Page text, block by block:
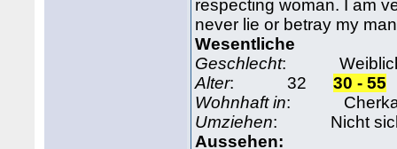
respecting woman. I am
never lie or betray my
Wesentliche
Geschlecht:
Alter: 3230 - 55
Wohnhaft in:
Umziehen: Nicht
Aussehen: